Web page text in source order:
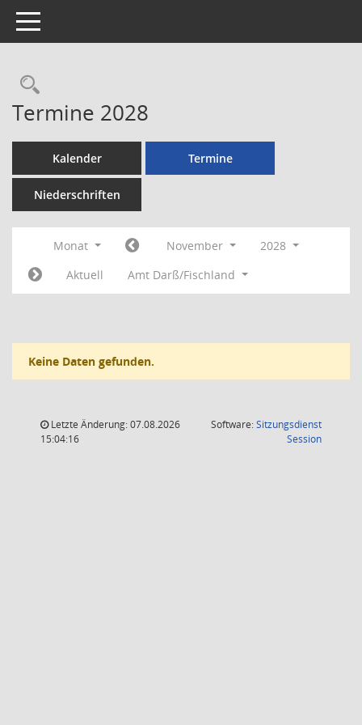
Toggle navigation
Rechercheauswahl
Termine 2028
Kalender Termine
Niederschriften
Monat November
2028
Aktuell
Amt Darß/Fischland
Keine Daten gefunden.
Letzte Änderung: 07.08.2026
15:04:16
Software:Sitzungsdienst
Session(Wird in